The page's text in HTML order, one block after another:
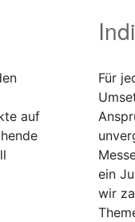
auf
Für
ein
wir